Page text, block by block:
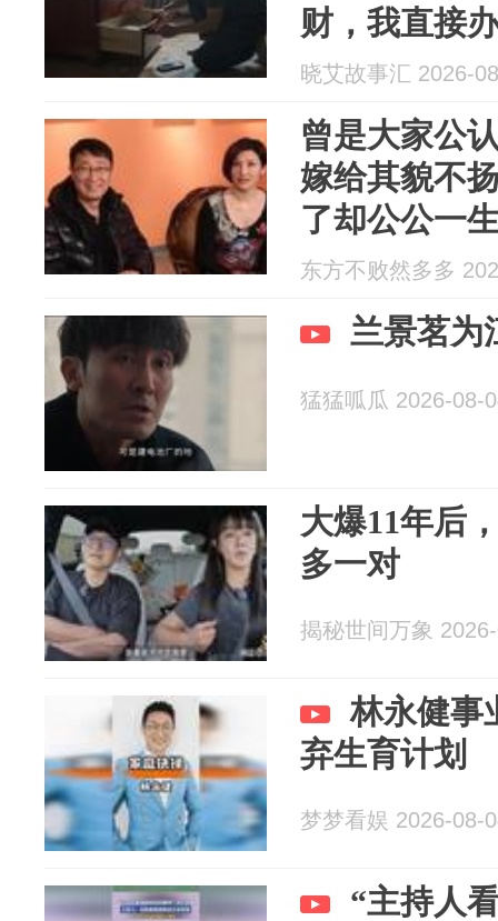
财，我直接
婆给我打了
晓艾故事汇 2026-
曾是大家公
嫁给其貌不
了却公公一
东方不败然多多
兰景茗为
猛猛呱瓜 2026-08-
大爆11年后
多一对
揭秘世间万象
林永健事
弃生育计划
梦梦看娱 2026-08-
“主持人